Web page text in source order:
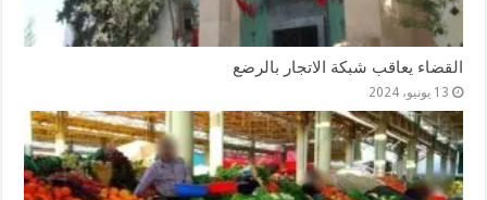
القضاء يعاقب شبكة الاتجار بالرضع
13 يونيو، 2024